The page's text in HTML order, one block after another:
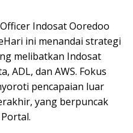
Indosat Ooredoo
ini menandai strategi
melibatkan Indosat
ADL, dan AWS. Fokus
pencapaian luar
yang berpuncak